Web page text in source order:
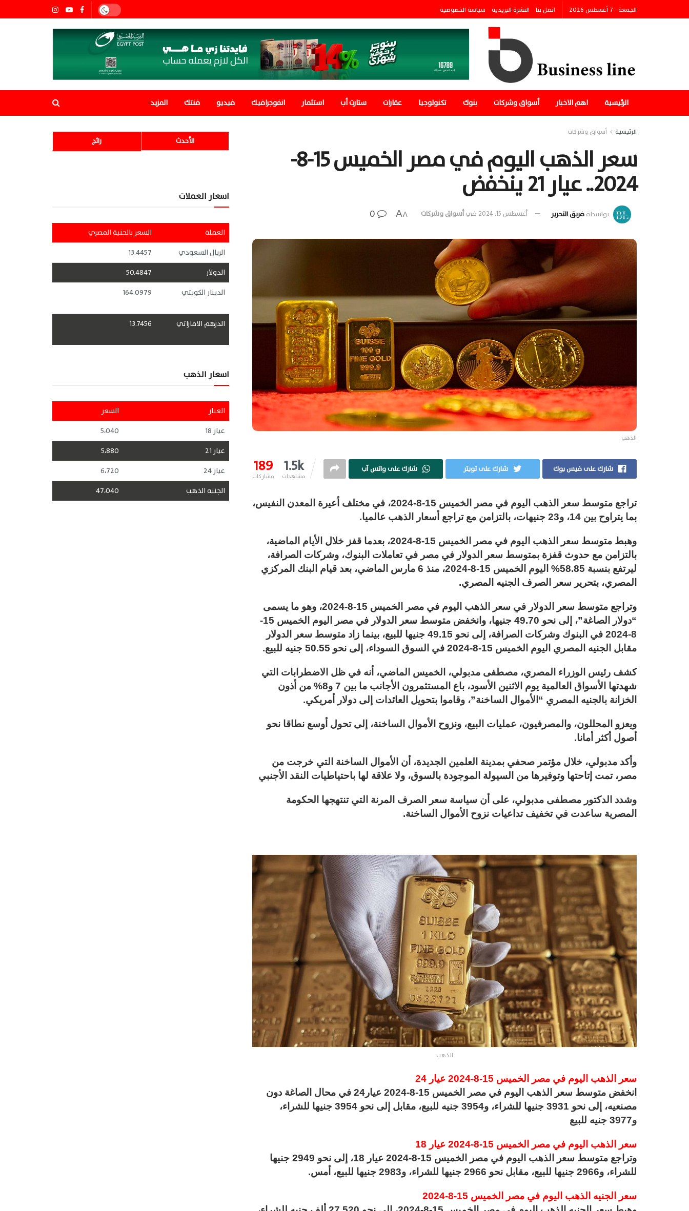
الجمعة - 7 أغسطس 2026 اتصل بنا النشرة البريدية سياسة الخصوصية
الرئيسية اهم الاخبار أسواق وشركات بنوك تكنولوجيا عقارات ستارت أب استثمار انفوجرافيك فيديو فنتك المزيد
الرئيسية أسواق وشركات
سعر الذهب اليوم في مصر الخميس 15-8-
2024.. عيار 21 ينخفض
بواسطةفريق التحرير أغسطس 15, 2024 فيأسواق وشركات A
A
الذهب
189
مشاركات 1.5k
مشاهدات
شارك على فيس بوك شارك على تويتر شارك على واتس آب
تراجع متوسط سعر الذهب اليوم في مصر الخميس 15-8-2024، في مختلف أعيرة المعدن النفيس،
بما يتراوح بين 14، و23 جنيهات، بالتزامن مع تراجع أسعار الذهب عالميا.
وهبط متوسط سعر الذهب اليوم في مصر الخميس 15-8-2024، بعدما قفز خلال الأيام الماضية،
بالتزامن مع حدوث قفزة بمتوسط سعر الدولار في مصر في تعاملات البنوك، وشركات الصرافة،
ليرتفع بنسبة 58.85% اليوم الخميس 15-8-2024، منذ 6 مارس الماضي، بعد قيام البنك المركزي
المصري، بتحرير سعر الصرف الجنيه المصري.
وتراجع متوسط سعر الدولار في سعر الذهب اليوم في مصر الخميس 15-8-2024، وهو ما يسمى
“دولار الصاغة”، إلى نحو 49.70 جنيها، وانخفض متوسط سعر الدولار في مصر اليوم الخميس 15-
8-2024 في البنوك وشركات الصرافة، إلى نحو 49.15 جنيها للبيع، بينما زاد متوسط سعر الدولار
مقابل الجنيه المصري اليوم الخميس 15-8-2024 في السوق السوداء، إلى نحو 50.55 جنيه للبيع.
كشف رئيس الوزراء المصري، مصطفى مدبولي، الخميس الماضي، أنه في ظل الاضطرابات التي
شهدتها الأسواق العالمية يوم الاثنين الأسود، باع المستثمرون الأجانب ما بين 7 و8% من أذون
الخزانة بالجنيه المصري “الأموال الساخنة”، وقاموا بتحويل العائدات إلى دولار أمريكي.
ويعزو المحللون، والمصرفيون، عمليات البيع، ونزوح الأموال الساخنة، إلى تحول أوسع نطاقا نحو
أصول أكثر أمانا.
وأكد مدبولي، خلال مؤتمر صحفي بمدينة العلمين الجديدة، أن الأموال الساخنة التي خرجت من
مصر، تمت إتاحتها وتوفيرها من السيولة الموجودة بالسوق، ولا علاقة لها باحتياطيات النقد الأجنبي
وشدد الدكتور مصطفى مدبولي، على أن سياسة سعر الصرف المرنة التي تنتهجها الحكومة
المصرية ساعدت في تخفيف تداعيات نزوح الأموال الساخنة.
الذهب
سعر الذهب اليوم في مصر الخميس 15-8-2024 عيار 24
انخفض متوسط سعر الذهب اليوم في مصر الخميس 15-8-2024 عيار24 في محال الصاغة دون
مصنعيه، إلى نحو 3931 جنيها للشراء، و3954 جنيه للبيع، مقابل إلى نحو 3954 جنيها للشراء،
و3977 جنيه للبيع
سعر الذهب اليوم في مصر الخميس 15-8-2024 عيار 18
وتراجع متوسط سعر الذهب اليوم في مصر الخميس 15-8-2024 عيار 18، إلى نحو 2949 جنيها
للشراء، و2966 جنيها للبيع، مقابل نحو 2966 جنيها للشراء، و2983 جنيها للبيع، أمس.
سعر الجنيه الذهب اليوم في مصر الخميس 15-8-2024
رائج الأحدث
اسعار العملات
العملة
السعر بالجنية المصري
الريال السعودي
13.4457
الدولار
50.4847
الدينار الكويتي
164.0979
الدرهم الاماراتي 13.7456
اسعار الذهب
العيار
السعر
عيار 18
5،040
عيار 21
5،880
عيار 24
6،720
الجنيه الذهب
47،040